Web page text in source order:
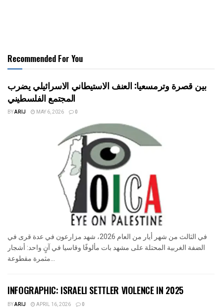
Recommended For You
بين قصرة وترمسعيا: العنف الاستيطاني الاسرائيلي يضرب
المجتمع الفلسطيني
BYARIJ MAY 6, 2026 0
في الثالث من شهر أيار من العام 2026، شهد مزارعون في عدة قرى في
الضفة الغربية المحتلة على مشهد بات مألوفًا وقاسيا في آنٍ واحد: أشجار
مثمرة مقطوعة...
INFOGRAPHIC: ISRAELI SETTLER VIOLENCE IN 2025
BYARIJ APRIL 16, 2026 0